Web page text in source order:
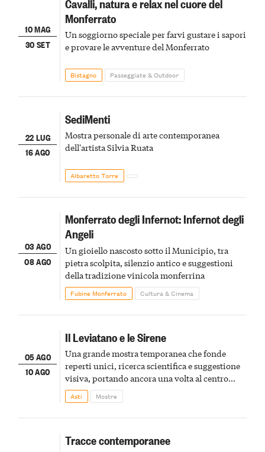
10 MAG
30 SET
Monferrato
Un soggiorno speciale per farvi gustare i sapori
e provare le avventure del Monferrato
Bistagno Passeggiate & Outdoor
22 LUG
16 AGO
SediMenti
Mostra personale di arte contemporanea
dell'artista Silvia Ruata
Albaretto Torre
03 AGO
08 AGO
Monferrato degli Infernot: Infernot degli
Angeli
Un gioiello nascosto sotto il Municipio, tra
pietra scolpita, silenzio antico e suggestioni
della tradizione vinicola monferrina
Fubine Monferrato Cultura & Cinema
05 AGO
10 AGO
Il Leviatano e le Sirene
Una grande mostra temporanea che fonde
reperti unici, ricerca scientifica e suggestione
visiva, portando ancora una volta al centro
della scena le meraviglie del passato astigiano
Asti Mostre
Tracce contemporanee